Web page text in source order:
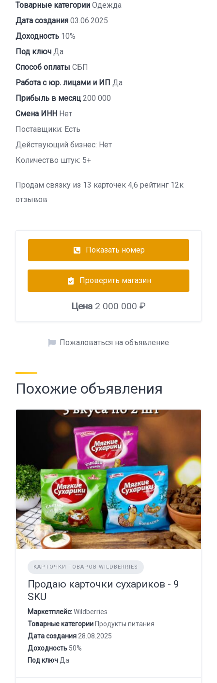
Товарные категории Одежда
Дата создания 03.06.2025
Доходность 10%
Под ключ Да
Способ оплаты СБП
Работа с юр. лицами и ИП Да
Прибыль в месяц 200 000
Смена ИНН Нет
Поставщики: Есть
Действующий бизнес: Нет
Количество штук: 5+
Продам связку из 13 карточек 4,6 рейтинг 12к
отзывов
Показать номер
Проверить магазин
Цена 2 000 000 ₽
Пожаловаться на объявление
Похожие объявления
КАРТОЧКИ ТОВАРОВ WILDBERRIES
Продаю карточки сухариков - 9
SKU
Маркетплейс:Wildberries
Товарные категории Продукты питания
Дата создания 28.08.2025
Доходность 50%
Под ключ Да